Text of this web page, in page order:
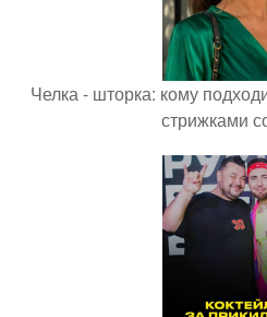
Челка - шторка: кому
стрижками